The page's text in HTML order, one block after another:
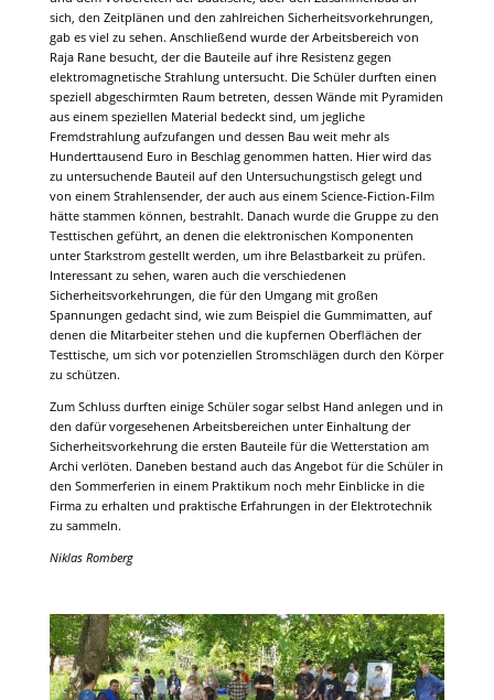
sich, den Zeitplänen und den zahlreichen Sicherheitsvorkehrungen,
gab es viel zu sehen. Anschließend wurde der Arbeitsbereich von
Raja Rane besucht, der die Bauteile auf ihre Resistenz gegen
elektromagnetische Strahlung untersucht. Die Schüler durften einen
speziell abgeschirmten Raum betreten, dessen Wände mit Pyramiden
aus einem speziellen Material bedeckt sind, um jegliche
Fremdstrahlung aufzufangen und dessen Bau weit mehr als
Hunderttausend Euro in Beschlag genommen hatten. Hier wird das
zu untersuchende Bauteil auf den Untersuchungstisch gelegt und
von einem Strahlensender, der auch aus einem Science-Fiction-Film
hätte stammen können, bestrahlt. Danach wurde die Gruppe zu den
Testtischen geführt, an denen die elektronischen Komponenten
unter Starkstrom gestellt werden, um ihre Belastbarkeit zu prüfen.
Interessant zu sehen, waren auch die verschiedenen
Sicherheitsvorkehrungen, die für den Umgang mit großen
Spannungen gedacht sind, wie zum Beispiel die Gummimatten, auf
denen die Mitarbeiter stehen und die kupfernen Oberflächen der
Testtische, um sich vor potenziellen Stromschlägen durch den Körper
zu schützen.
Zum Schluss durften einige Schüler sogar selbst Hand anlegen und in
den dafür vorgesehenen Arbeitsbereichen unter Einhaltung der
Sicherheitsvorkehrung die ersten Bauteile für die Wetterstation am
Archi verlöten. Daneben bestand auch das Angebot für die Schüler in
den Sommerferien in einem Praktikum noch mehr Einblicke in die
Firma zu erhalten und praktische Erfahrungen in der Elektrotechnik
zu sammeln.
Niklas Romberg